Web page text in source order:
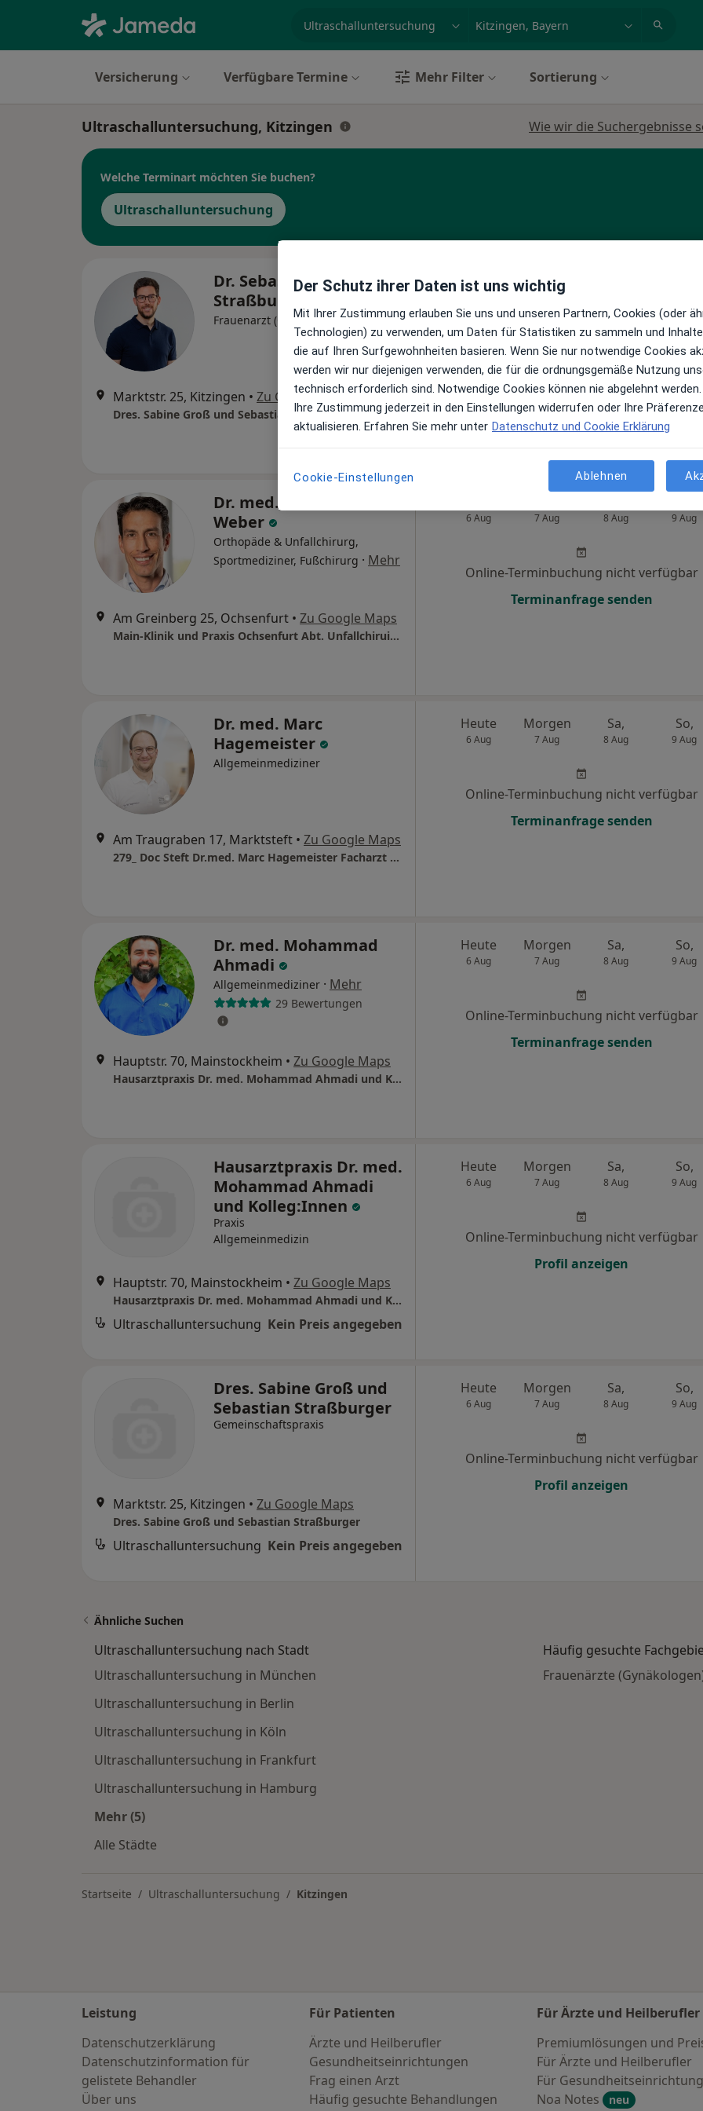
Versicherung Verfügbare Termine Mehr Filter Sortierung
Ultraschalluntersuchung, Kitzingen Wie wir die Suchergebnisse
Welche Terminart möchten Sie buchen?
Ultraschalluntersuchung
Dr. Sebastian
Straßburger
Frauenarzt (Gynäkologe)
Marktstr. 25, Kitzingen • Zu Google Maps
Dres. Sabine Groß und Sebastian Straßburger
Heute Morgen
7 Aug
Online-Terminbuchung nicht verfügbar
Terminanfrage senden
Dr. med. Matthias
Weber
Orthopäde & Unfallchirurg,
Sportmediziner, Fußchirurg · Mehr
Am Greinberg 25, Ochsenfurt • Zu Google Maps
Main-Klinik und Praxis Ochsenfurt Abt. Unfallchiruirgie Fußchirurgie
6 Aug 7 Aug 8 Aug 9 Aug
Online-Terminbuchung nicht verfügbar
Terminanfrage senden
Dr. med. Marc
Hagemeister
Allgemeinmediziner
Am Traugraben 17, Marktsteft • Zu Google Maps
279_ Doc Steft Dr.med. Marc Hagemeister Facharzt für Allgemeinmedizin
Heute
6 Aug
Morgen
7 Aug
Sa,
8 Aug
So,
9 Aug
Online-Terminbuchung nicht verfügbar
Terminanfrage senden
Dr. med. Mohammad
Ahmadi
Allgemeinmediziner · Mehr
29 Bewertungen
Hauptstr. 70, Mainstockheim • Zu Google Maps
Hausarztpraxis Dr. med. Mohammad Ahmadi und Kolleg:Innen
Heute
6 Aug
Morgen
7 Aug
Sa,
8 Aug
So,
9 Aug
Online-Terminbuchung nicht verfügbar
Terminanfrage senden
Hausarztpraxis Dr. med.
Mohammad Ahmadi
und Kolleg:Innen
Praxis
Allgemeinmedizin
Hauptstr. 70, Mainstockheim • Zu Google Maps
Hausarztpraxis Dr. med. Mohammad Ahmadi und Kolleg:Innen
Ultraschalluntersuchung Kein Preis angegeben
Heute
6 Aug
Morgen
7 Aug
Sa,
8 Aug
So,
9 Aug
Online-Terminbuchung nicht verfügbar
Profil anzeigen
Dres. Sabine Groß und
Sebastian Straßburger
Gemeinschaftspraxis
Marktstr. 25, Kitzingen • Zu Google Maps
Dres. Sabine Groß und Sebastian Straßburger
Ultraschalluntersuchung Kein Preis angegeben
Heute
6 Aug
Morgen
7 Aug
Sa,
8 Aug
So,
9 Aug
Online-Terminbuchung nicht verfügbar
Profil anzeigen
Ähnliche Suchen
Ultraschalluntersuchung nach Stadt
Ultraschalluntersuchung in München
Ultraschalluntersuchung in Berlin
Ultraschalluntersuchung in Köln
Ultraschalluntersuchung in Frankfurt
Ultraschalluntersuchung in Hamburg
Mehr (5)
Alle Städte
Häufig gesuchte
Frauenärzte
Startseite Ultraschalluntersuchung Kitzingen
Leistung
Datenschutzerklärung
Datenschutzinformation für
gelistete Behandler
Über uns
Für Patienten
Ärzte und Heilberufler
Gesundheitseinrichtungen
Frag einen Arzt
Häufig gesuchte Behandlungen
Für Ärzte und Heilberufler
Premiumlösungen und
Für Ärzte und Heilberufler
Für
Noa Notes
neu
Der Schutz ihrer Daten ist uns wichtig
Mit Ihrer Zustimmung erlauben Sie uns und unseren Partnern, Cookies (oder
Technologien) zu verwenden, um Daten für Statistiken zu sammeln und
die auf Ihren Surfgewohnheiten basieren. Wenn Sie nur notwendige Cookies
werden wir nur diejenigen verwenden, die für die ordnungsgemäße Nutzung
technisch erforderlich sind. Notwendige Cookies können nie abgelehnt werden.
Ihre Zustimmung jederzeit in den Einstellungen widerrufen oder Ihre
aktualisieren. Erfahren Sie mehr unter Datenschutz und Cookie Erklärung
Cookie-Einstellungen Ablehnen